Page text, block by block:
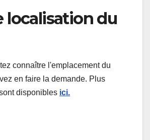
localisation du
connaître l'emplacement du
en faire la demande. Plus
disponibles ici.